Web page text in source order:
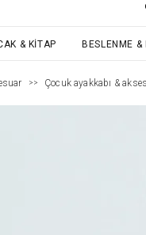
& KITAP BESLENME &
>> Çocuk ayakkabı &